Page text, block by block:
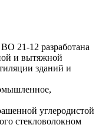
21-12 разработана
и вытяжной
зданий и
углеродистой
стекловолокном